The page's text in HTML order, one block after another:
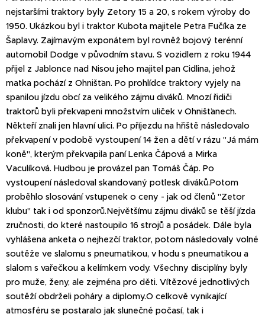
nejstaršími traktory byly Zetory 15 a 20, s rokem výroby do
1950. Ukázkou byl i traktor Kubota majitele Petra Fučíka ze
Šaplavy. Zajímavým exponátem byl rovněž bojový terénní
automobil Dodge v původním stavu. S vozidlem z roku 1944
přijel z Jablonce nad Nisou jeho majitel pan Cidlina, jehož
matka pochází z Ohnišťan. Po prohlídce traktory vyjely na
spanilou jízdu obcí za velikého zájmu diváků. Mnozí řidiči
traktorů byli překvapeni množstvím uliček v Ohnišťanech.
Někteří znali jen hlavní ulici. Po příjezdu na hřiště následovalo
překvapení v podobě vystoupení 14 žen a dětí v rázu "Já mám
koně", kterým překvapila paní Lenka Čápová a Mirka
Vaculíková. Hudbou je provázel pan Tomáš Čáp. Po
vystoupení následoval skandovaný potlesk diváků.Potom
proběhlo slosování vstupenek o ceny - jak od členů "Zetor
klubu" tak i od sponzorů.Největšímu zájmu diváků se těší jízda
zručnosti, do které nastoupilo 16 strojů a posádek. Dále byla
vyhlášena anketa o nejhezčí traktor, potom následovaly volné
soutěže ve slalomu s pneumatikou, v hodu s pneumatikou a
slalom s vařečkou a kelímkem vody. Všechny disciplíny byly
pro muže, ženy, ale zejména pro děti. Vítězové jednotlivých
soutěží obdrželi poháry a diplomy.O celkově vynikající
atmosféru se postaralo jak slunečné počasí, tak i